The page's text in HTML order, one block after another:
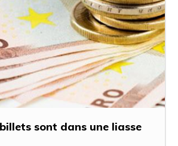
sont dans une liasse